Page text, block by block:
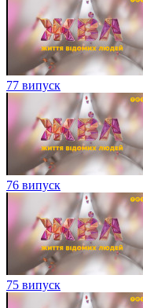
77 випуск
76 випуск
75 випуск